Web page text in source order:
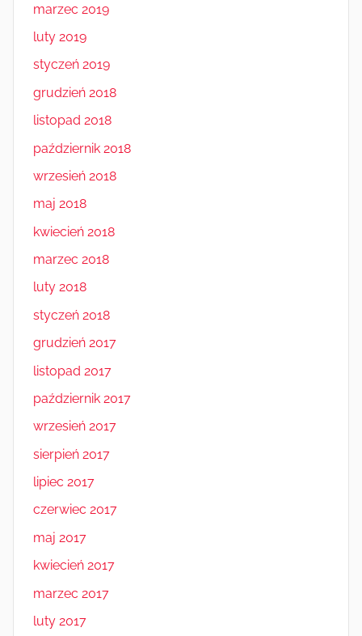
marzec 2019
luty 2019
styczeń 2019
grudzień 2018
listopad 2018
październik 2018
wrzesień 2018
maj 2018
kwiecień 2018
marzec 2018
luty 2018
styczeń 2018
grudzień 2017
listopad 2017
październik 2017
wrzesień 2017
sierpień 2017
lipiec 2017
czerwiec 2017
maj 2017
kwiecień 2017
marzec 2017
luty 2017